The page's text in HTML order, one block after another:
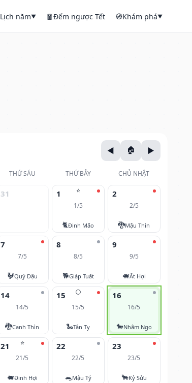
Lịch năm▼ 🧧Đếm ngược Tết 🧭Khám phá▼
THỨ SÁU THỨ BẢY CHỦ NHẬT
31 ⭐
1
1/5
🐈Đinh Mão
2
2/5
🐉Mậu Thìn
7
7/5
🐓Quý Dậu
8
8/5
🐕Giáp Tuất
9
9/5
🐖Ất Hợi
14
14/5
🐉Canh Thìn
🌕
15
15/5
🐍Tân Tỵ
16
16/5
🐎Nhâm Ngọ
⭐
21
21/5
🐖Đinh Hợi
22
22/5
🐀Mậu Tý
23
23/5
🐂Kỷ Sửu